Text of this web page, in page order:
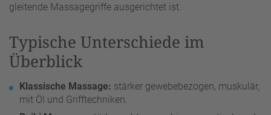
gleitende Massagegriffe ausgerichtet ist.
Typische Unterschiede im
Überblick
Klassische Massage: stärker gewebebezogen, muskulär,
mit Öl und Grifftechniken.